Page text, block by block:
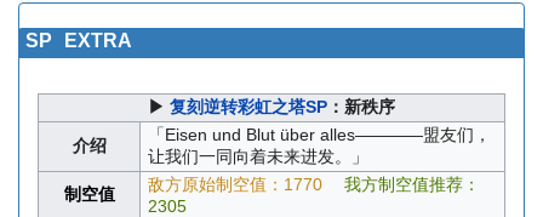
SP EXTRA
▶ 复刻逆转彩虹之塔SP ：新秩序
介绍
「Eisen und Blut über alles————盟友们，
让我们一同向着未来进发。」
制空值
敌方原始制空值：1770
我方制空值推荐：
2305